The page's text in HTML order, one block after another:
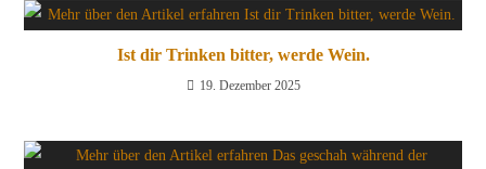
Ist dir Trinken bitter, werde Wein.
19. Dezember 2025